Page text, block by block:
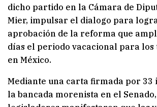
dicho partido en la Cámara de
Mier, impulsar el dialogo para
aprobación de la reforma que
días el periodo vacacional para
en México.
Mediante una carta firmada por 33
la bancada morenista en el